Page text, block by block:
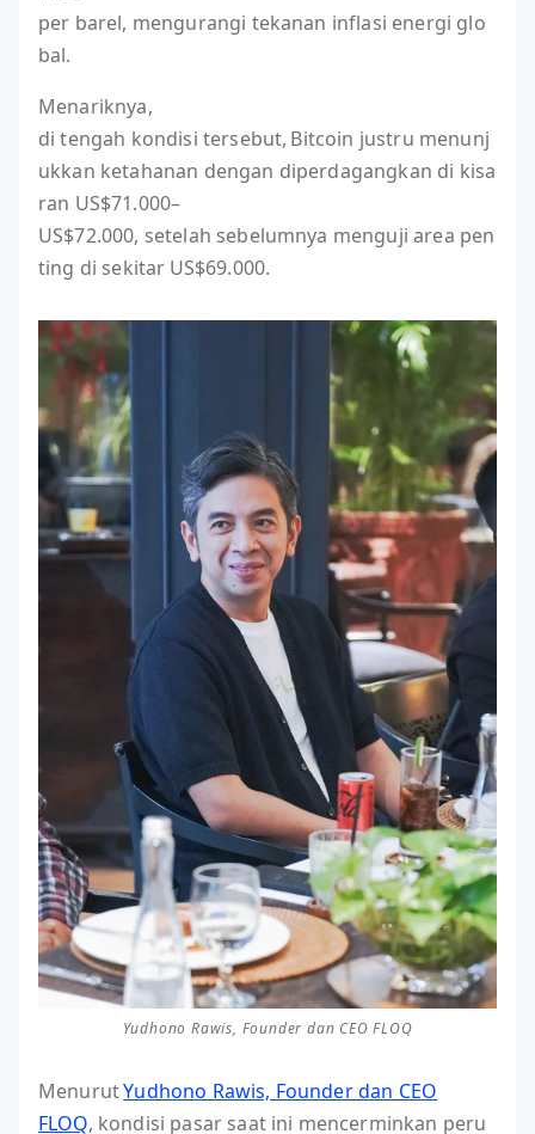
per barel, mengurangi tekanan inflasi energi glo
bal.
Menariknya,
di tengah kondisi tersebut, Bitcoin justru menunj
ukkan ketahanan dengan diperdagangkan di kisa
ran US$71.000–
US$72.000, setelah sebelumnya menguji area pen
ting di sekitar US$69.000.
Yudhono Rawis, Founder dan CEO FLOQ
MenurutYudhono Rawis, Founder dan CEO
FLOQ, kondisi pasar saat ini mencerminkan peru